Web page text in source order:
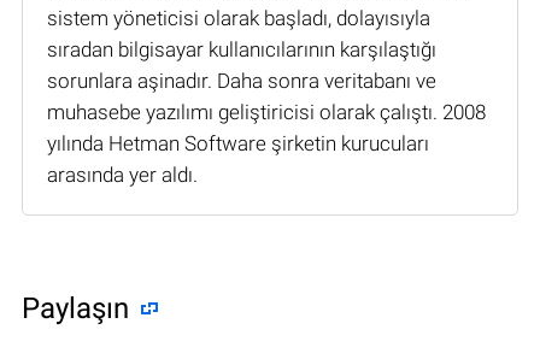
sistem yöneticisi olarak başladı, dolayısıyla
sıradan bilgisayar kullanıcılarının karşılaştığı
sorunlara aşinadır. Daha sonra veritabanı ve
muhasebe yazılımı geliştiricisi olarak çalıştı. 2008
yılında Hetman Software şirketin kurucuları
arasında yer aldı.
Paylaşın